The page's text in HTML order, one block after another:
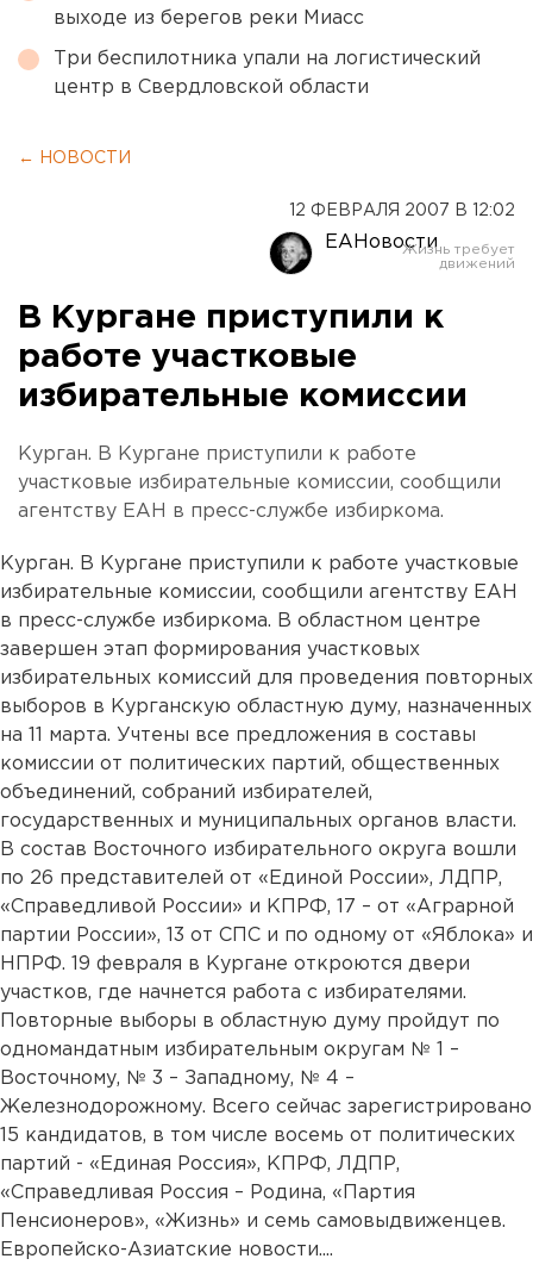
выходе из берегов реки Миасс
Три беспилотника упали на логистический
центр в Свердловской области
← НОВОСТИ
12 ФЕВРАЛЯ 2007 В 12:02
ЕАНовости
В Кургане приступили к
работе участковые
избирательные комиссии
Курган. В Кургане приступили к работе
участковые избирательные комиссии, сообщили
агентству ЕАН в пресс-службе избиркома.
Курган. В Кургане приступили к работе участковые
избирательные комиссии, сообщили агентству ЕАН
в пресс-службе избиркома. В областном центре
завершен этап формирования участковых
избирательных комиссий для проведения повторных
выборов в Курганскую областную думу, назначенных
на 11 марта. Учтены все предложения в составы
комиссии от политических партий, общественных
объединений, собраний избирателей,
государственных и муниципальных органов власти.
В состав Восточного избирательного округа вошли
по 26 представителей от «Единой России», ЛДПР,
«Справедливой России» и КПРФ, 17 – от «Аграрной
партии России», 13 от СПС и по одному от «Яблока» и
НПРФ. 19 февраля в Кургане откроются двери
участков, где начнется работа с избирателями.
Повторные выборы в областную думу пройдут по
одномандатным избирательным округам № 1 –
Восточному, № 3 – Западному, № 4 –
Железнодорожному. Всего сейчас зарегистрировано
15 кандидатов, в том числе восемь от политических
партий - «Единая Россия», КПРФ, ЛДПР,
«Справедливая Россия – Родина, «Партия
Пенсионеров», «Жизнь» и семь самовыдвиженцев.
Европейско-Азиатские новости....